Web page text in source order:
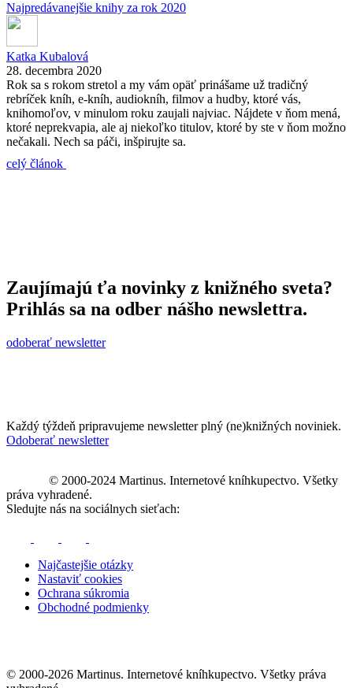
Najpredávanejšie knihy za rok 2020
Katka Kubalová
28. decembra 2020
Rok sa s rokom stretol a my vám opäť prinášame už tradičný
rebríček kníh, e-kníh, audiokníh, filmov a hudby, ktoré vás,
knihomoľov, v minulom roku zaujali najviac. Nájdete v ňom mená,
ktoré neprekvapia, ale aj niekoľko titulov, ktoré by ste v ňom možno
nečakali. Nech sa páči, inšpirujte sa.
celý článok
Zaujímajú ťa novinky z knižného sveta?
Prihlás sa na odber nášho newslettra.
odoberať newsletter
Každý týždeň pripravujeme newsletter plný (ne)knižných noviniek.
Odoberať newsletter
© 2000-2024 Martinus. Internetové kníhkupectvo. Všetky
práva vyhradené.
Sledujte nás na sociálnych sieťach:
Najčastejšie otázky
Nastaviť cookies
Ochrana súkromia
Obchodné podmienky
© 2000-2026 Martinus. Internetové kníhkupectvo. Všetky práva